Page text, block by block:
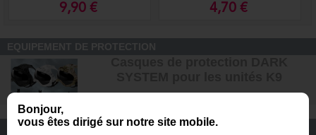
Bonjour,
vous êtes dirigé sur notre site mobile.
9,90 € 4,70 €
CONFORT ET SÉCURITÉ